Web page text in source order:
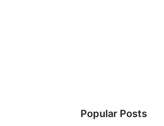
Popular Posts